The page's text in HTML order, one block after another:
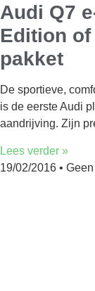
Audi Q7
Edition
pakket
De sportieve,
is de eerste Audi
aandrijving. Zijn
Lees verder »
19/02/2016